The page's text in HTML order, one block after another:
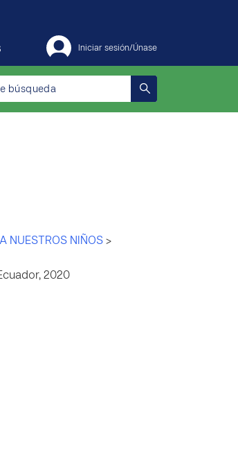
Iniciar sesión/Únase
NUESTROS NIÑOS >
2020